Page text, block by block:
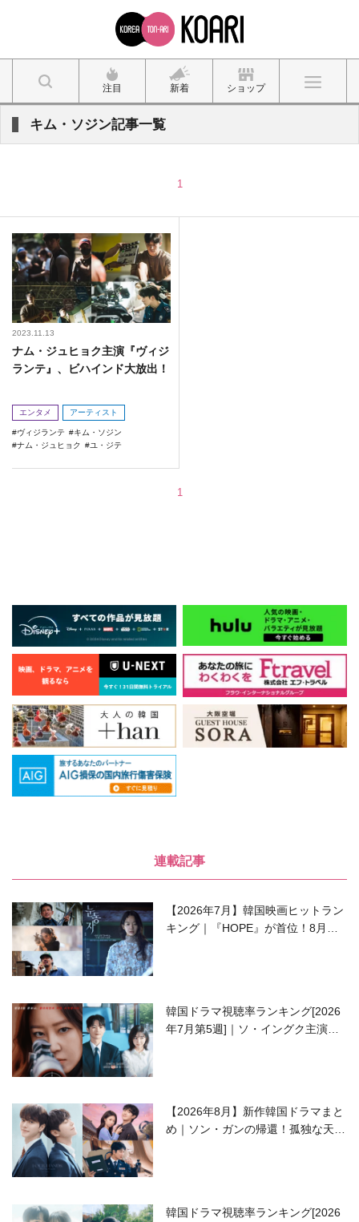
注目 新着 ショップ
キム・ソジン記事一覧
1
2023.11.13
ナム・ジュヒョク主演『ヴィジ
ランテ』、ビハインド大放出！
エンタメ アーティスト
ヴィジランテ
キム・ソジン
ナム・ジュヒョク
ユ・ジテ
1
連載記事
【2026年7月】韓国映画ヒットラン
キング｜『HOPE』が首位！8月公
韓国ドラマ視聴率ランキング[2026
年7月第5週]｜ソ・イングク主演の
【2026年8月】新作韓国ドラマまと
め｜ソン・ガンの帰還！孤独な天才
韓国ドラマ視聴率ランキング[2026